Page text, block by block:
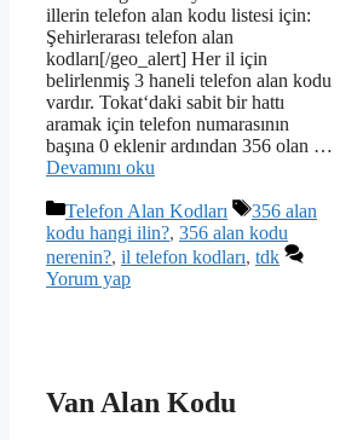
illerin telefon alan kodu listesi için:
Şehirlerarası telefon alan
kodları[/geo_alert] Her il için
belirlenmiş 3 haneli telefon alan kodu
vardır. Tokat‘daki sabit bir hattı
aramak için telefon numarasının
başına 0 eklenir ardından 356 olan …
Devamını oku
Kategoriler
Telefon Alan Kodları Etiketler
356 alan
kodu hangi ilin?, 356 alan kodu
nerenin?, il telefon kodları, tdk
Yorum yap
Van Alan Kodu